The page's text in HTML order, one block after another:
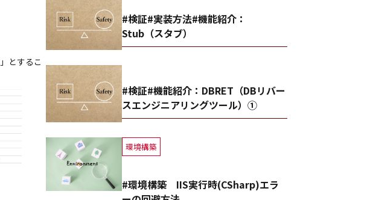
」とするこ
#検証#実装方法#機能紹介：
Stub（スタブ）
#検証#機能紹介：DBRET（DBリバー
スエンジニアリングツール）①
環境構築
#環境構築 IIS実行時(CSharp)エラ